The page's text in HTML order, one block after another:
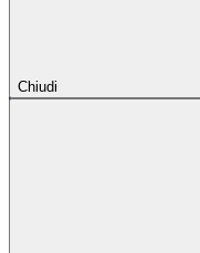
Chiudi